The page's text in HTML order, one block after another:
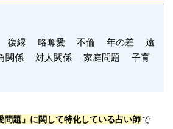
縁 略奪愛 不倫 年の差 遠
関係 対人関係 家庭問題 子育
問題」に関して特化している占い師で